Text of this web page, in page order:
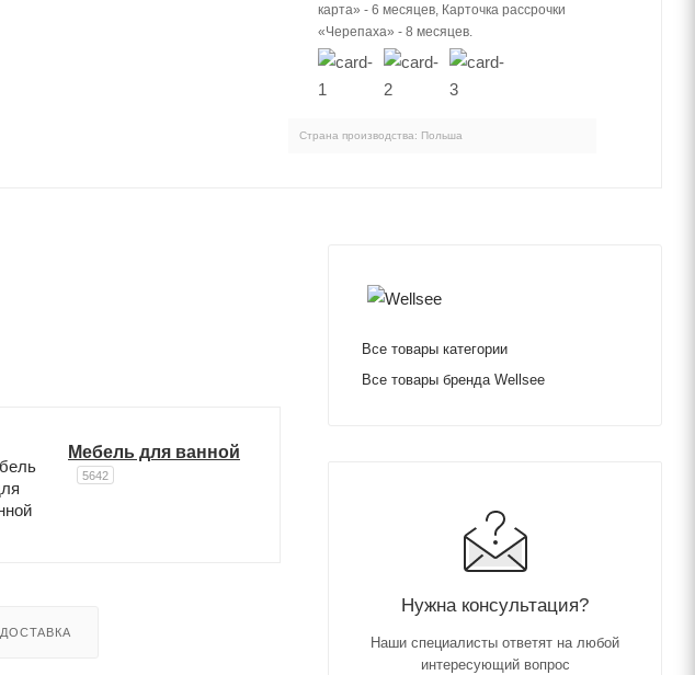
карта» - 6 месяцев, Карточка рассрочки
«Черепаха» - 8 месяцев.
Страна производства: Польша
Мебель для ванной
5642
ДОСТАВКА
Все товары категории
Все товары бренда Wellsee
Нужна консультация?
Наши специалисты ответят на любой
интересующий вопрос